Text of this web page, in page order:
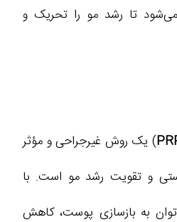
تا رشد مو را تحریک و
) یک روش غیرجراحی و مؤثر
و تقویت رشد مو است. با
به بازسازی پوست، کاهش